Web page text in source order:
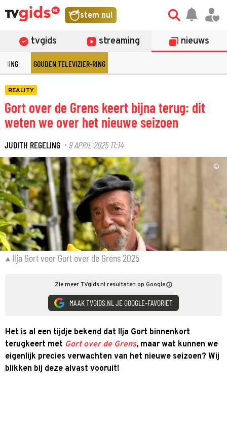
stem nu!
tvgids streaming nieuws
GOUDEN TELEVIZIER-RING
REALITY
Gort over de Grens keert bijna terug: dit
weten we over het nieuwe seizoen
JUDITH REGELING · 9 APRIL 2025 11:14
©
Ilja Gort voor Gort over de Grens 2025
Zie meer TVgids.nl resultaten op Google
MAAK TVGIDS.NL JE GOOGLE-FAVORIET
Het is al een tijdje bekend dat Ilja Gort binnenkort
terugkeert met Gort over de Grens, maar wat kunnen we
eigenlijk precies verwachten van het nieuwe seizoen? Wij
blikken bij deze alvast vooruit!